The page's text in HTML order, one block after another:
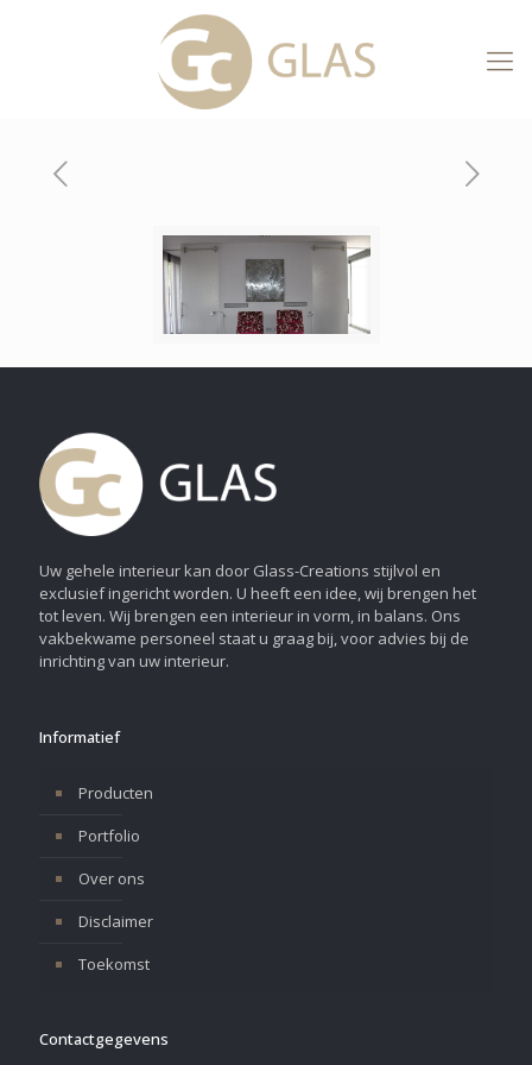
Uw gehele interieur kan door Glass-Creations stijlvol en
exclusief ingericht worden. U heeft een idee, wij brengen het
tot leven. Wij brengen een interieur in vorm, in balans. Ons
vakbekwame personeel staat u graag bij, voor advies bij de
inrichting van uw interieur.
Informatief
Producten
Portfolio
Over ons
Disclaimer
Toekomst
Contactgegevens